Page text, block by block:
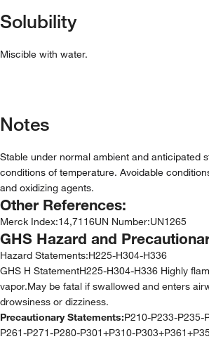
Solubility
Miscible with water.
Notes
Stable under normal ambient and anticipated
conditions of temperature. Avoidable
and oxidizing agents.
Other References:
Merck Index:14,7116UN Number:UN1265
GHS Hazard and
Hazard Statements:H225-H304-H336
GHS H StatementH225-H304-H336 Highly
vapor.May be fatal if swallowed and enters
drowsiness or dizziness.
Precautionary Statements:P210-P233-P235-
P261-P271-P280-P301+P310-